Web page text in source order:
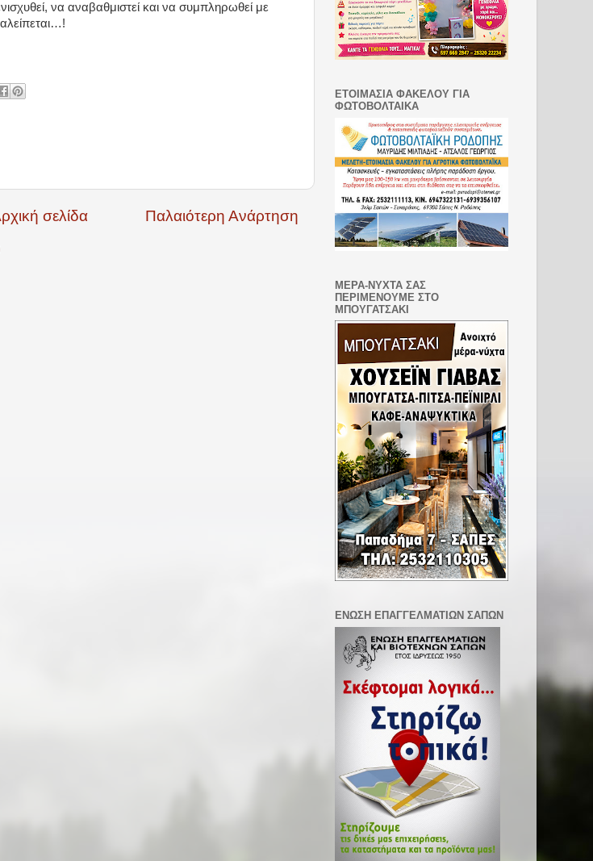
να αναβαθμιστεί και να συμπληρωθεί με
Παλαιότερη Ανάρτηση
σελίδα
ΕΤΟΙΜΑΣΙΑ ΦΑΚΕΛΟΥ ΓΙΑ
ΦΩΤΟΒΟΛΤΑΙΚΑ
ΜΕΡΑ-ΝΥΧΤΑ ΣΑΣ
ΠΕΡΙΜΕΝΟΥΜΕ ΣΤΟ
ΜΠΟΥΓΑΤΣΑΚΙ
ΕΝΩΣΗ ΕΠΑΓΓΕΛΜΑΤΙΩΝ ΣΑΠΩΝ